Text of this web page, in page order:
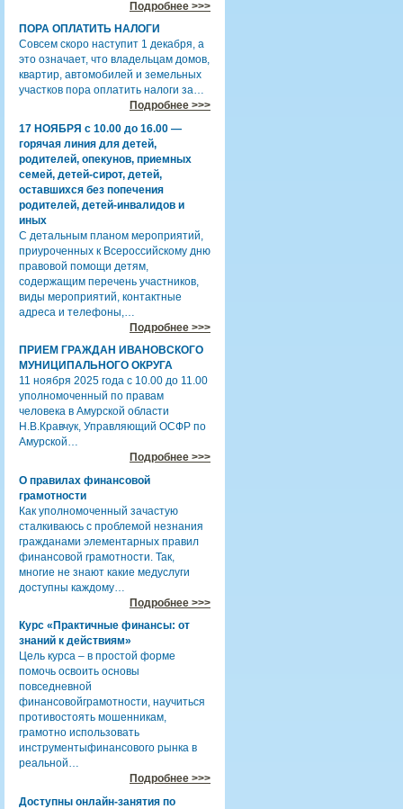
Подробнее >>>
ПОРА ОПЛАТИТЬ НАЛОГИ
Совсем скоро наступит 1 декабря, а
это означает, что владельцам домов,
квартир, автомобилей и земельных
участков пора оплатить налоги за…
Подробнее >>>
17 НОЯБРЯ с 10.00 до 16.00 —
горячая линия для детей,
родителей, опекунов, приемных
семей, детей-сирот, детей,
оставшихся без попечения
родителей, детей-инвалидов и
иных
С детальным планом мероприятий,
приуроченных к Всероссийскому дню
правовой помощи детям,
содержащим перечень участников,
виды мероприятий, контактные
адреса и телефоны,…
Подробнее >>>
ПРИЕМ ГРАЖДАН ИВАНОВСКОГО
МУНИЦИПАЛЬНОГО ОКРУГА
11 ноября 2025 года с 10.00 до 11.00
уполномоченный по правам
человека в Амурской области
Н.В.Кравчук, Управляющий ОСФР по
Амурской…
Подробнее >>>
О правилах финансовой
грамотности
Как уполномоченный зачастую
сталкиваюсь с проблемой незнания
гражданами элементарных правил
финансовой грамотности. Так,
многие не знают какие медуслуги
доступны каждому…
Подробнее >>>
Курс «Практичные финансы: от
знаний к действиям»
Цель курса – в простой форме
помочь освоить основы
повседневной
финансовойграмотности, научиться
противостоять мошенникам,
грамотно использовать
инструментыфинансового рынка в
реальной…
Подробнее >>>
Доступны онлайн-занятия по